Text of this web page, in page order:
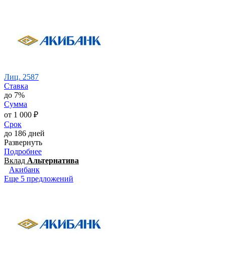
Лиц. 2587
Ставка
до 7%
Сумма
от 1 000 ₽
Срок
до 186 дней
Развернуть
Подробнее
Вклад Альтернатива
Акибанк
Еще 5 предложений